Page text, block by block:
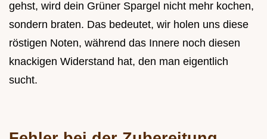
gehst, wird dein Grüner Spargel nicht mehr kochen,
sondern braten. Das bedeutet, wir holen uns diese
röstigen Noten, während das Innere noch diesen
knackigen Widerstand hat, den man eigentlich
sucht.